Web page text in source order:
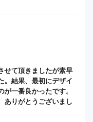
せて頂きましたが素早
。結果、最初にデザイ
一番良かったです。
ありがとうございまし